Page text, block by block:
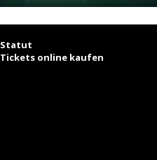
Statut
Tickets online kaufen